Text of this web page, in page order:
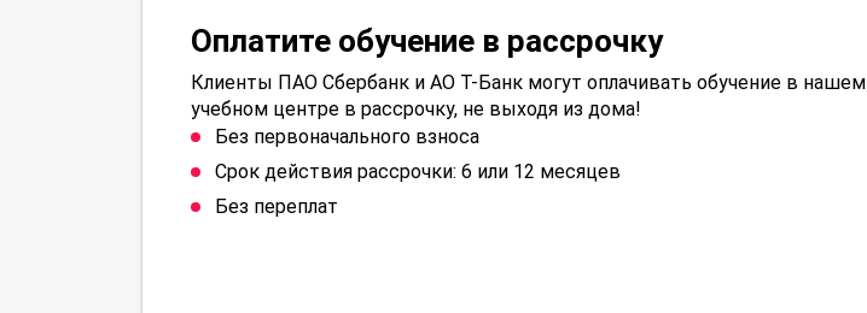
Оплатите обучение в рассрочку
Клиенты ПАО Сбербанк и АО Т-Банк могут оплачивать обучение в нашем
учебном центре в рассрочку, не выходя из дома!
Без первоначального взноса
Срок действия рассрочки: 6 или 12 месяцев
Без переплат